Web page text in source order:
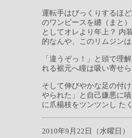
運転手はびっくりするほ
のワンピースを纏（まと
としてオレより年上？ 内
的なんや、このリムジン
「違うぞっ！」と頭で理
れる裾元へ瞳は吸い寄せ
そして伸びやかな足の付
やられた」と自己嫌悪に
に爪楊枝をツンツンし た
2010年9月22日（水曜日）